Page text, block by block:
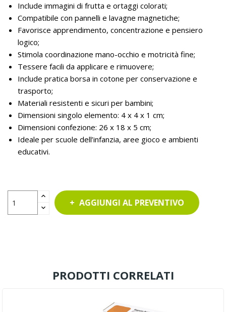
Include immagini di frutta e ortaggi colorati;
Compatibile con pannelli e lavagne magnetiche;
Favorisce apprendimento, concentrazione e pensiero
logico;
Stimola coordinazione mano-occhio e motricità fine;
Tessere facili da applicare e rimuovere;
Include pratica borsa in cotone per conservazione e
trasporto;
Materiali resistenti e sicuri per bambini;
Dimensioni singolo elemento: 4 x 4 x 1 cm;
Dimensioni confezione: 26 x 18 x 5 cm;
Ideale per scuole dell’infanzia, aree gioco e ambienti
educativi.
AGGIUNGI AL PREVENTIVO
PRODOTTI CORRELATI